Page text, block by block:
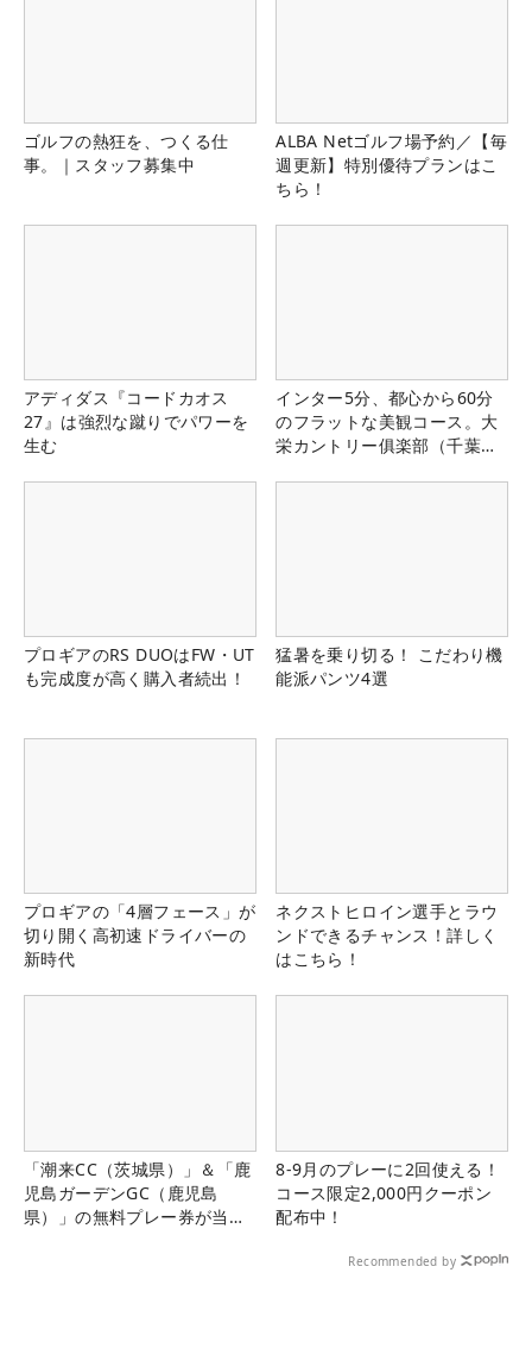
ゴルフの熱狂を、つくる仕
事。｜スタッフ募集中
ALBA Netゴルフ場予約／【毎
週更新】特別優待プランはこ
ちら！
アディダス『コードカオス
27』は強烈な蹴りでパワーを
生む
インター5分、都心から60分
のフラットな美観コース。大
栄カントリー俱楽部（千葉
プロギアのRS DUOはFW・UT
も完成度が高く購入者続出！
猛暑を乗り切る！ こだわり機
能派パンツ4選
プロギアの「4層フェース」が
切り開く高初速ドライバーの
新時代
ネクストヒロイン選手とラウ
ンドできるチャンス！詳しく
はこちら！
「潮来CC（茨城県）」＆「鹿
児島ガーデンGC（鹿児島
県）」の無料プレー券が当た
8-9月のプレーに2回使える！
コース限定2,000円クーポン
配布中！
Recommended by